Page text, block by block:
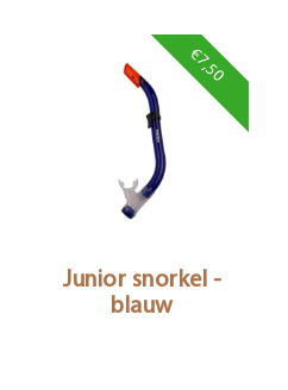
€7,50
Junior snorkel -
blauw